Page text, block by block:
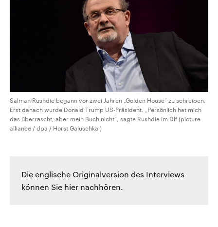
Salman Rushdie begann vor zwei Jahren „Golden House“ zu schreiben.
Erst danach wurde Donald Trump US-Präsident. „Persönlich hat mich
das überrascht, aber mein Buch nicht“, sagte Rushdie im Dlf (picture
alliance / dpa / Horst Galuschka )
Die englische Originalversion des Interviews
können Sie hier nachhören.